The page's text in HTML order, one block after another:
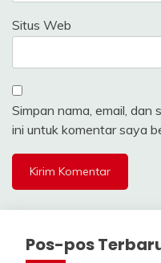
Situs Web
Simpan nama, email,
ini untuk komentar saya
Pos-pos